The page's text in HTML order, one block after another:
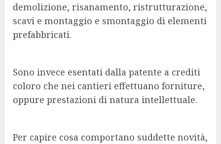
demolizione, risanamento, ristrutturazione,
scavi e montaggio e smontaggio di elementi
prefabbricati.
Sono invece esentati dalla patente a crediti
coloro che nei cantieri effettuano forniture,
oppure prestazioni di natura intellettuale.
Per capire cosa comportano suddette novità,